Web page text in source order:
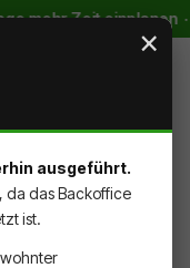
Zeit einplanen ·
0 PRODUKTE AUF
×
ausgeführt.
da das Backoffice
ist.